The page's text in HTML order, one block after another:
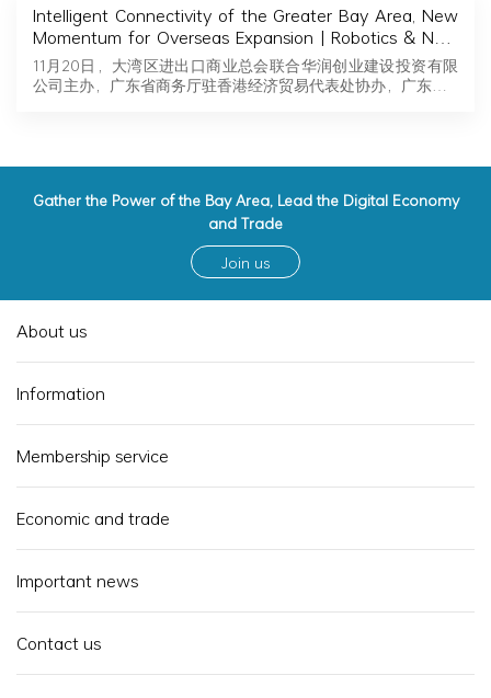
Intelligent Connectivity of the Greater Bay Area, New
Momentum for Overseas Expansion | Robotics & New
Energy Industry Exchange and Roadshow Successfully
Held in Hong Kong
11月20日，大湾区进出口商业总会联合华润创业建设投资有限
公司主办，广东省商务厅驻香港经济贸易代表处协办，广东…
Gather the Power of the Bay Area, Lead the Digital Economy
and Trade
Join us
About us
Information
Membership service
Economic and trade
Important news
Contact us